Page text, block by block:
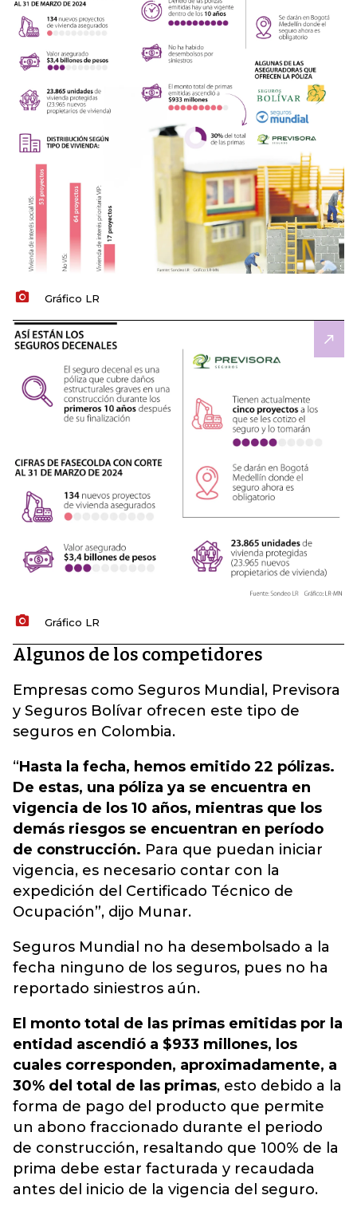
Gráfico LR
Gráfico LR
Algunos de los competidores
Empresas como Seguros Mundial, Previsora
y Seguros Bolívar ofrecen este tipo de
seguros en Colombia.
“Hasta la fecha, hemos emitido 22 pólizas.
De estas, una póliza ya se encuentra en
vigencia de los 10 años, mientras que los
demás riesgos se encuentran en período
de construcción. Para que puedan iniciar
vigencia, es necesario contar con la
expedición del Certificado Técnico de
Ocupación”, dijo Munar.
Seguros Mundial no ha desembolsado a la
fecha ninguno de los seguros, pues no ha
reportado siniestros aún.
El monto total de las primas emitidas por la
entidad ascendió a $933 millones, los
cuales corresponden, aproximadamente, a
30% del total de las primas, esto debido a la
forma de pago del producto que permite
un abono fraccionado durante el periodo
de construcción, resaltando que 100% de la
prima debe estar facturada y recaudada
antes del inicio de la vigencia del seguro.